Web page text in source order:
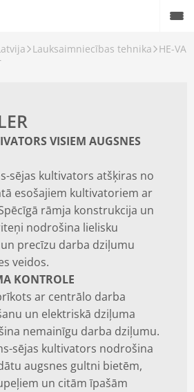
Lauksaimniecības tehnika
HE-VA
VISIEM AUGSNES
sējas kultivators atšķiras no
esošajiem kultivatoriem ar
rāmja konstrukcija un
nodrošina lielisku
precīzu darba dziļumu
veidos.
KONTROLE
ar centrālo darba
un elektriskā dziļuma
nemainīgu darba dziļumu.
sējas kultivators nodrošina
augsnes gultni bietēm,
un citām īpašām